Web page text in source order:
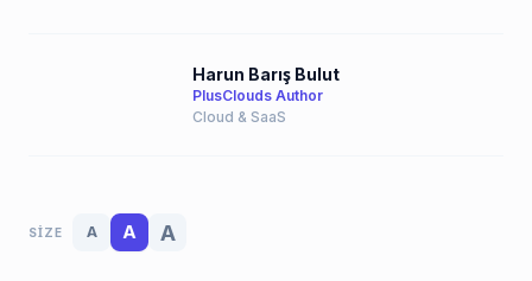
Harun Barış Bulut
PlusClouds Author
Cloud & SaaS
SIZE A A A